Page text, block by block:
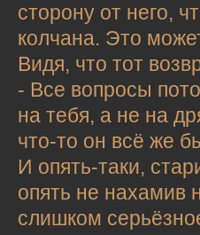
сторону от него,
колчана. Это
Видя, что тот
- Все вопросы
на тебя, а не на
что-то он всё же
И опять-таки,
опять не нахамив
слишком